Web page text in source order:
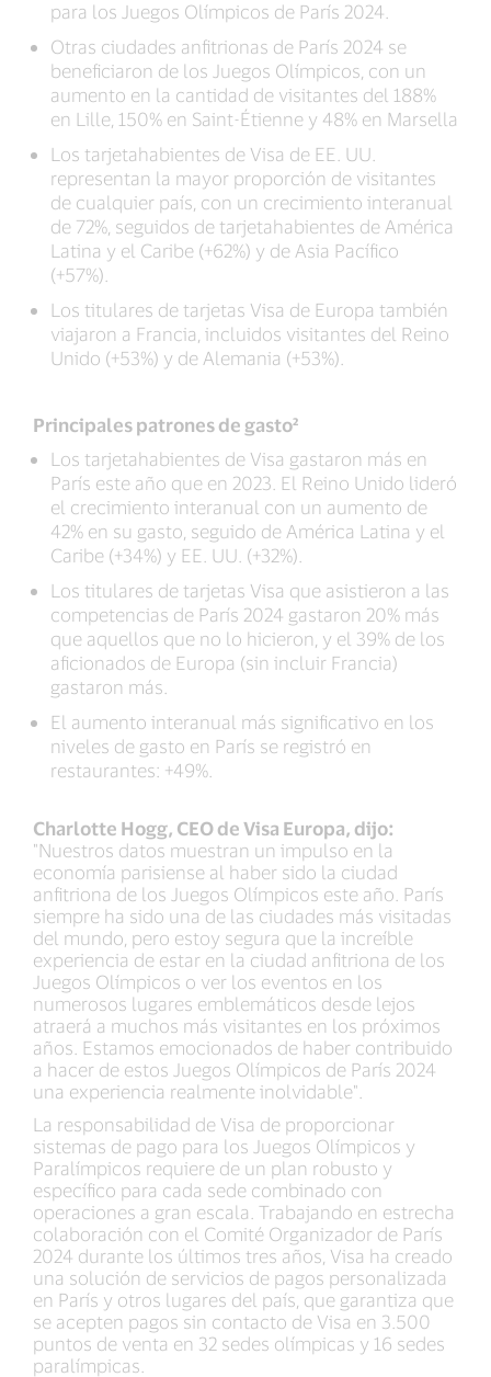
para los Juegos Olímpicos de París 2024.
Otras ciudades anfitrionas de París 2024 se
beneficiaron de los Juegos Olímpicos, con un
aumento en la cantidad de visitantes del 188%
en Lille, 150% en Saint-Étienne y 48% en Marsella
Los tarjetahabientes de Visa de EE. UU.
representan la mayor proporción de visitantes
de cualquier país, con un crecimiento interanual
de 72%, seguidos de tarjetahabientes de América
Latina y el Caribe (+62%) y de Asia Pacífico
(+57%).
Los titulares de tarjetas Visa de Europa también
viajaron a Francia, incluidos visitantes del Reino
Unido (+53%) y de Alemania (+53%).
Principales patrones de gasto²
Los tarjetahabientes de Visa gastaron más en
París este año que en 2023. El Reino Unido lideró
el crecimiento interanual con un aumento de
42% en su gasto, seguido de América Latina y el
Caribe (+34%) y EE. UU. (+32%).
Los titulares de tarjetas Visa que asistieron a las
competencias de París 2024 gastaron 20% más
que aquellos que no lo hicieron, y el 39% de los
aficionados de Europa (sin incluir Francia)
gastaron más.
El aumento interanual más significativo en los
niveles de gasto en París se registró en
restaurantes: +49%.
Charlotte Hogg, CEO de Visa Europa, dijo:
"Nuestros datos muestran un impulso en la
economía parisiense al haber sido la ciudad
anfitriona de los Juegos Olímpicos este año. París
siempre ha sido una de las ciudades más visitadas
del mundo, pero estoy segura que la increíble
experiencia de estar en la ciudad anfitriona de los
Juegos Olímpicos o ver los eventos en los
numerosos lugares emblemáticos desde lejos
atraerá a muchos más visitantes en los próximos
años. Estamos emocionados de haber contribuido
a hacer de estos Juegos Olímpicos de París 2024
una experiencia realmente inolvidable".
La responsabilidad de Visa de proporcionar
sistemas de pago para los Juegos Olímpicos y
Paralímpicos requiere de un plan robusto y
específico para cada sede combinado con
operaciones a gran escala. Trabajando en estrecha
colaboración con el Comité Organizador de París
2024 durante los últimos tres años, Visa ha creado
una solución de servicios de pagos personalizada
en París y otros lugares del país, que garantiza que
se acepten pagos sin contacto de Visa en 3.500
puntos de venta en 32 sedes olímpicas y 16 sedes
paralímpicas.